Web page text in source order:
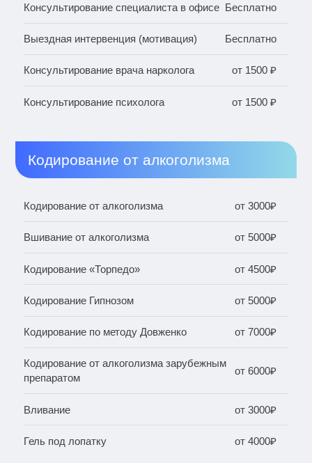
Консультирование специалиста в офисе Бесплатно
Выездная интервенция (мотивация) Бесплатно
Консультирование врача нарколога от 1500 ₽
Консультирование психолога от 1500 ₽
Кодирование от алкоголизма
Кодирование от алкоголизма от 3000₽
Вшивание от алкоголизма от 5000₽
Кодирование «Торпедо» от 4500₽
Кодирование Гипнозом от 5000₽
Кодирование по методу Довженко от 7000₽
Кодирование от алкоголизма зарубежным
препаратом
от 6000₽
Вливание от 3000₽
Гель под лопатку от 4000₽